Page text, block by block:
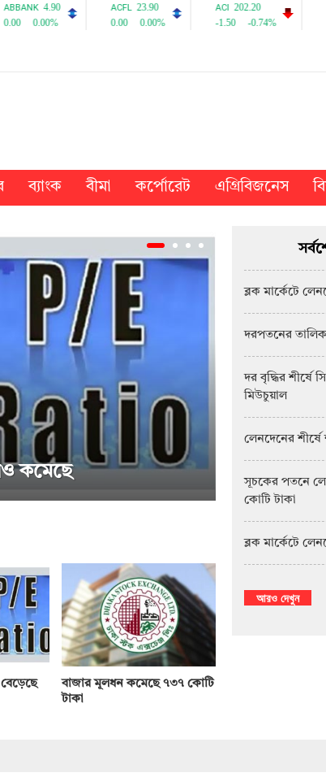
ব্যাংক বীমা কর্পোরেট এগ্রিবিজনেস
সাপ্তাহিক দর বৃদ্ধির শীর্ষে
বাজার মূলধন কমেছে ৭৩৭ কোটি
টাকা
ব্লক মার্কেটে
দরপতনের
দর বৃদ্ধির শীর্ষে
মিউচুয়াল
লেনদেনের শীর্ষে
সূচকের পতনে
কোটি টাকা
ব্লক মার্কেটে
আরও দেখুন